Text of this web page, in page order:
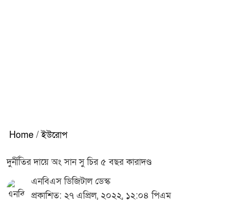
Home / ইউরোপ
দুর্নীতির দায়ে অং সান সু চির ৫ বছর কারাদণ্ড
এনবিএস ডিজিটাল ডেস্ক
প্রকাশিত: ২৭ এপ্রিল, ২০২২, ১২:০৪ পিএম